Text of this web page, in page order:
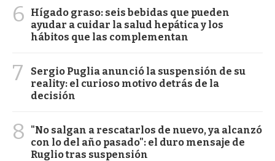
6
Hígado graso: seis bebidas que pueden
ayudar a cuidar la salud hepática y los
hábitos que las complementan
7
Sergio Puglia anunció la suspensión de su
reality: el curioso motivo detrás de la
decisión
8
"No salgan a rescatarlos de nuevo, ya alcanzó
con lo del año pasado": el duro mensaje de
Ruglio tras suspensión